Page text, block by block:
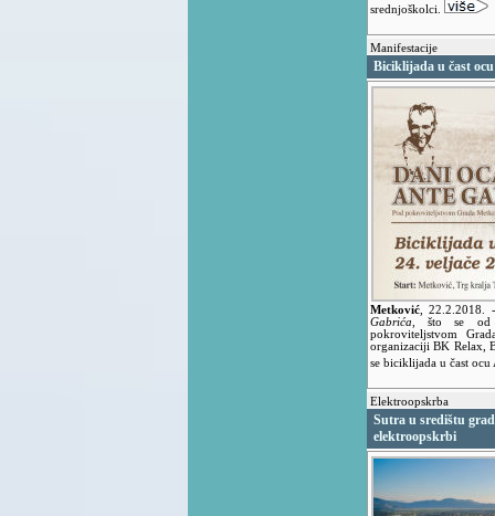
srednjoškolci.
Manifestacije
Biciklijada u čast
Metković ,22.2.2018.
Gabrića , što se od
pokroviteljstvom
organizaciji BK Relax,
se biciklijada u čast
Elektroopskrba
Sutra u središtu
elektroopskrbi